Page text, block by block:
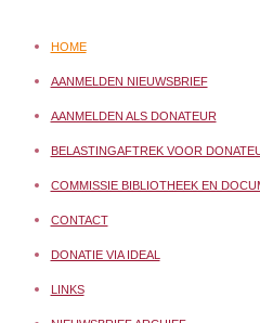
HOME
AANMELDEN NIEUWSBRIEF
AANMELDEN ALS DONATEUR
BELASTINGAFTREK VOOR
COMMISSIE BIBLIOTHEEK EN
CONTACT
DONATIE VIA IDEAL
LINKS